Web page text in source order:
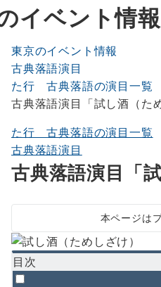
東京のイベント情報
古典落語演目
た行 古典落語の演目一覧
古典落語演目「試し酒（た
た行 古典落語の演目一覧
古典落語演目
古典落語演目「
本ページは
目次